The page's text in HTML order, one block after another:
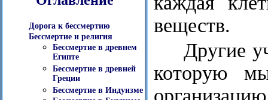
Дорога к бессмертию
Бессмертие и религия
Бессмертие в древнем
Египте
Бессмертие в древней
Греции
Бессмертие в Индуизме
веществ.
Другие
которую